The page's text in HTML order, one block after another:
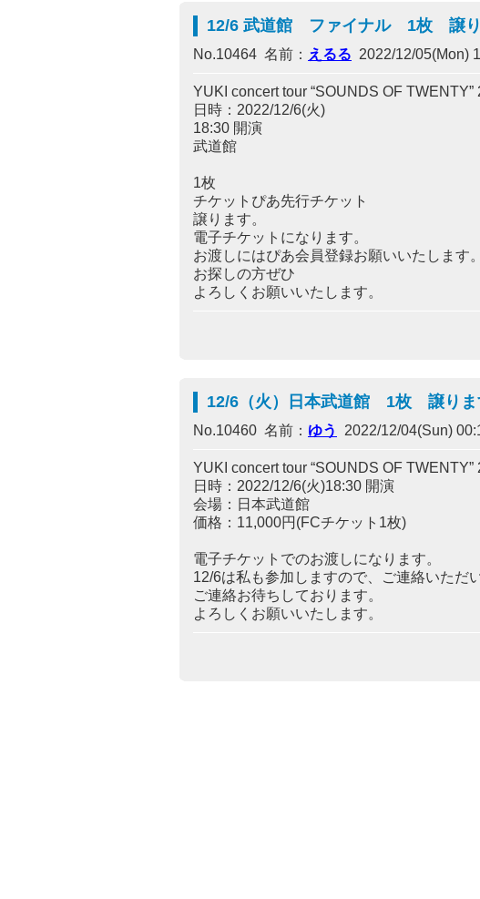
12/6 武道館 ファイナル 1枚 譲
No.10464 名前： えるる 2022/12/05(Mon)
YUKI concert tour “SOUNDS OF TWENTY”
日時：2022/12/6(火)
18:30 開演
武道館
1枚
チケットぴあ先行チケット
譲ります。
電子チケットになります。
お渡しにはぴあ会員登録お願いいたします。
お探しの方ぜひ
よろしくお願いいたします。
12/6（火）日本武道館 1枚 譲りま
No.10460 名前： ゆう 2022/12/04(Sun)
YUKI concert tour “SOUNDS OF TWENTY”
日時：2022/12/6(火)18:30 開演
会場：日本武道館
価格：11,000円(FCチケット1枚)
電子チケットでのお渡しになります。
12/6は私も参加しますので、ご連絡いただ
ご連絡お待ちしております。
よろしくお願いいたします。